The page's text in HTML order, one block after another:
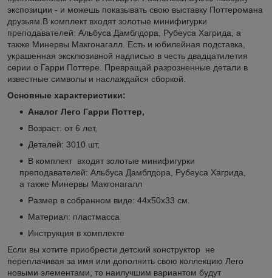
экспозиции - и можешь показывать свою выставку Поттеромана
друзьям.В комплект входят золотые минифигурки
преподавателей: Альбуса Дамблдора, Рубеуса Хагрида, а
также Минервы Макгонагалл. Есть и юбилейная подставка,
украшенная эксклюзивной надписью в честь двадцатилетия
серии о Гарри Поттере. Превращай разрозненные детали в
известные символы и наслаждайся сборкой.
Основные характеристики:
Аналог Лего Гарри Поттер,
Возраст: от 6 лет,
Деталей: 3010 шт,
В комплект входят золотые минифигурки
преподавателей: Альбуса Дамблдора, Рубеуса Хагрида,
а также Минервы Макгонагалл
Размер в собранном виде: 44х50х33 см.
Материал: пластмасса
Инструкция в комплекте
Если вы хотите приобрести детский конструктор не
переплачивая за имя или дополнить свою коллекцию Лего
новыми элементами, то наилучшим вариантом будут